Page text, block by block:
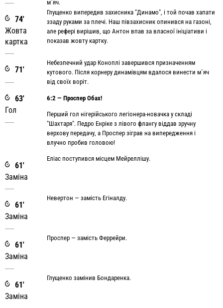
м`яч.
74'
Жовта
картка
Глущенко випередив захисника "Динамо", і той почав хапати
ззаду руками за плечі. Наш півзахисник опинився на газоні,
але рефері вирішив, що Антон впав за власної ініціативи і
показав жовту картку.
71'
Небезпечний удар Коноплі завершився призначенням
кутового. Після корнеру динамівцям вдалося винести м`яч
від своїх воріт.
63'
Гол
6:2 — Проспер Обах!
Перший гол нігерійського легіонера-новачка у складі
"Шахтаря". Педро Енріке з лівого флангу віддав зручну
верхову передачу, а Проспер зіграв на випередження і
влучно пробив головою!
61'
Заміна
Еліас поступився місцем Мейреллішу.
61'
Заміна
Невертон — замість Егіналду.
61'
Заміна
Проспер — замість Феррейри.
61'
Заміна
Глущенко замінив Бондаренка.